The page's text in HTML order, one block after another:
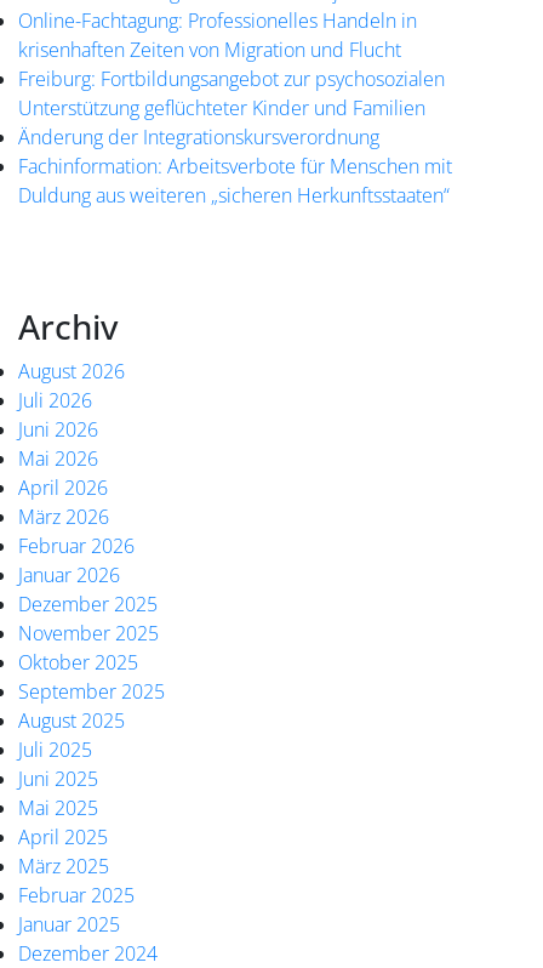
Online-Fachtagung: Professionelles Handeln in
krisenhaften Zeiten von Migration und Flucht
Freiburg: Fortbildungsangebot zur psychosozialen
Unterstützung geflüchteter Kinder und Familien
Änderung der Integrationskursverordnung
Fachinformation: Arbeitsverbote für Menschen mit
Duldung aus weiteren „sicheren Herkunftsstaaten“
Archiv
August 2026
Juli 2026
Juni 2026
Mai 2026
April 2026
März 2026
Februar 2026
Januar 2026
Dezember 2025
November 2025
Oktober 2025
September 2025
August 2025
Juli 2025
Juni 2025
Mai 2025
April 2025
März 2025
Februar 2025
Januar 2025
Dezember 2024